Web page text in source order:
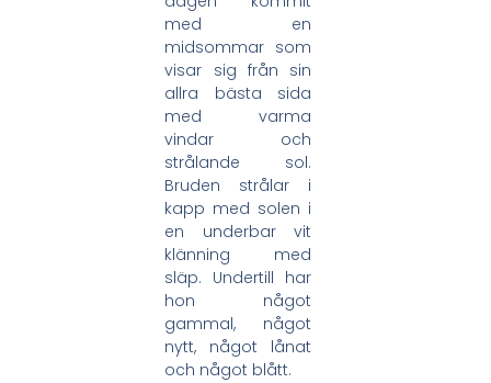
med en
midsommar som
visar sig från sin
allra bästa sida
med varma
vindar och
strålande sol.
Bruden strålar i
kapp med solen i
en underbar vit
klänning med
släp. Undertill har
hon något
gammal, något
nytt, något lånat
och något blått.